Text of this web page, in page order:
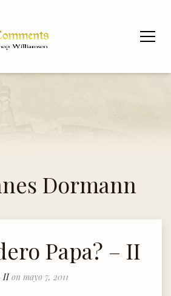
Dormann
Papa? – II
IIon mayo 7, 2011